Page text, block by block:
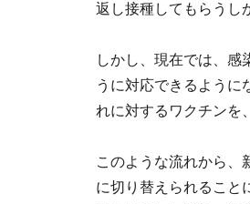
返し接種してもらうし
しかし、現在では、感
うに対応できるように
れに対するワクチンを
このような流れから、
に切り替えられること